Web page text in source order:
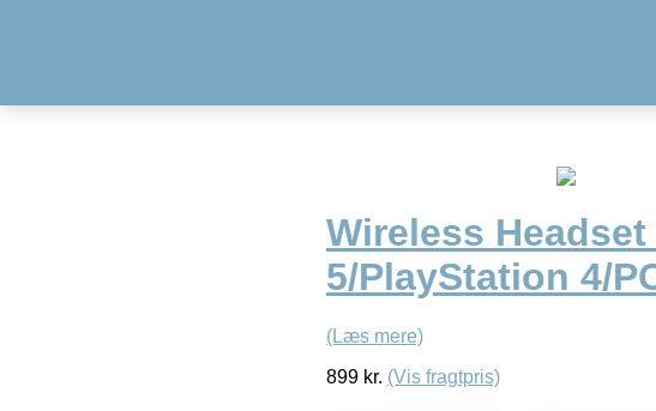
Wireless
5/PlayStation 4/
(Læs mere)
899 kr. (Vis fragtpris)